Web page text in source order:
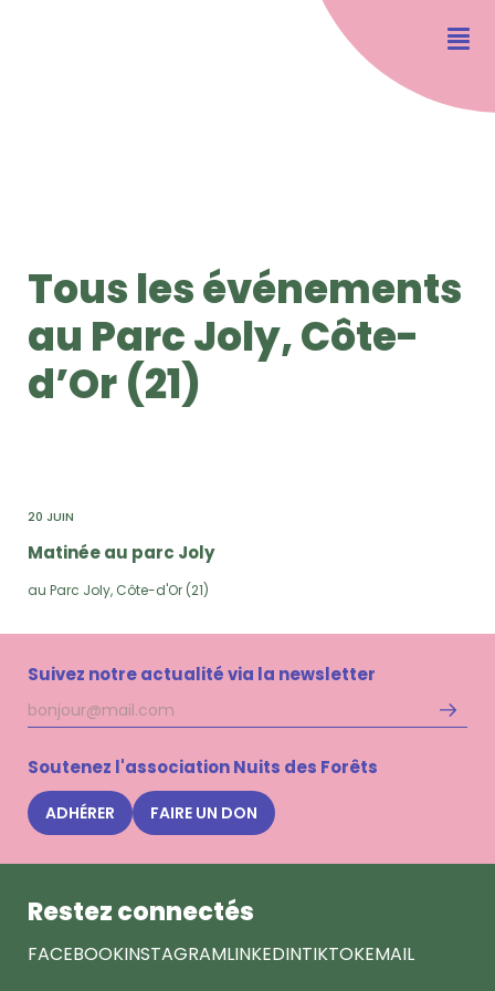
Tous les événements
au Parc Joly, Côte-
d’Or (21)
20 JUIN
Matinée au parc Joly
au Parc Joly, Côte-d'Or (21)
Suivez notre actualité via la newsletter
Adresse
mail
Soutenez l'association Nuits des Forêts
ADHÉRER FAIRE UN DON
Restez connectés
FACEBOOKINSTAGRAMLINKEDINTIKTOKEMAIL